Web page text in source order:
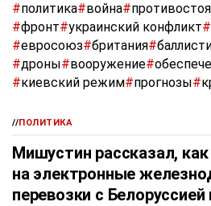
#политика#война#
#фронт#украинский конфликт#
#евросоюз#британия#
#дроны#вооружение#
#киевский режим#прогнозы#
//ПОЛИТИКА
Мишустин рассказал,
на электронные
перевозки с